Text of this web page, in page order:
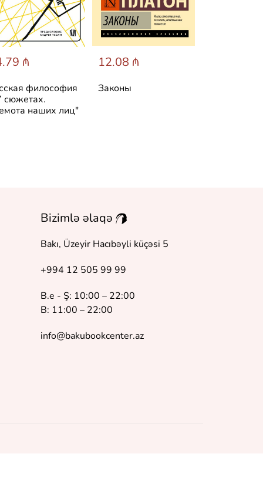
₼
философия
сюжетах.
наших лиц"
12.08 ₼
Законы
Bizimlə əlaqə
Bakı, Üzeyir Hacıbəyli küçəsi 5
+994 12 505 99 99
B.e - Ş: 10:00 – 22:00
B: 11:00 – 22:00
info@bakubookcenter.az